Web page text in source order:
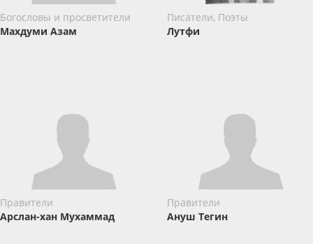
Богословы и просветители
Махдуми Азам
Писатели, Поэты
Лутфи
Правители
Арслан-хан Мухаммад
Правители
Ануш Тегин